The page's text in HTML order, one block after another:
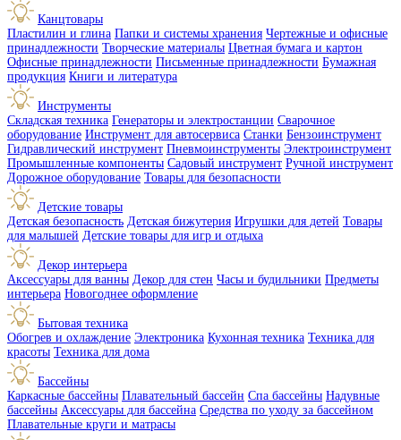
Канцтовары
Пластилин и глина Папки и системы хранения Чертежные и офисные
принадлежности Творческие материалы Цветная бумага и картон
Офисные принадлежности Письменные принадлежности Бумажная
продукция Книги и литература
Инструменты
Складская техника Генераторы и электростанции Сварочное
оборудование Инструмент для автосервиса Станки Бензоинструмент
Гидравлический инструмент Пневмоинструменты Электроинструмент
Промышленные компоненты Садовый инструмент Ручной инструмент
Дорожное оборудование Товары для безопасности
Детские товары
Детская безопасность Детская бижутерия Игрушки для детей Товары
для малышей Детские товары для игр и отдыха
Декор интерьера
Аксессуары для ванны Декор для стен Часы и будильники Предметы
интерьера Новогоднее оформление
Бытовая техника
Обогрев и охлаждение Электроника Кухонная техника Техника для
красоты Техника для дома
Бассейны
Каркасные бассейны Плавательный бассейн Спа бассейны Надувные
бассейны Аксессуары для бассейна Средства по уходу за бассейном
Плавательные круги и матрасы